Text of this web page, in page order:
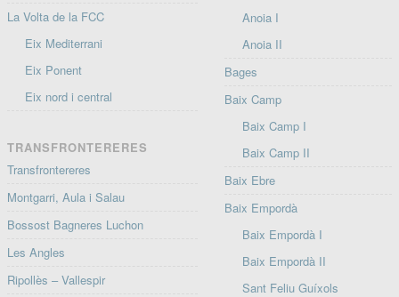
La Volta de la FCC
Eix Mediterrani
Eix Ponent
Eix nord i central
TRANSFRONTERERES
Transfrontereres
Montgarri, Aula i Salau
Bossost Bagneres Luchon
Les Angles
Ripollès – Vallespir
Anoia I
Anoia II
Bages
Baix Camp
Baix Camp I
Baix Camp II
Baix Ebre
Baix Empordà
Baix Empordà I
Baix Empordà II
Sant Feliu Guíxols